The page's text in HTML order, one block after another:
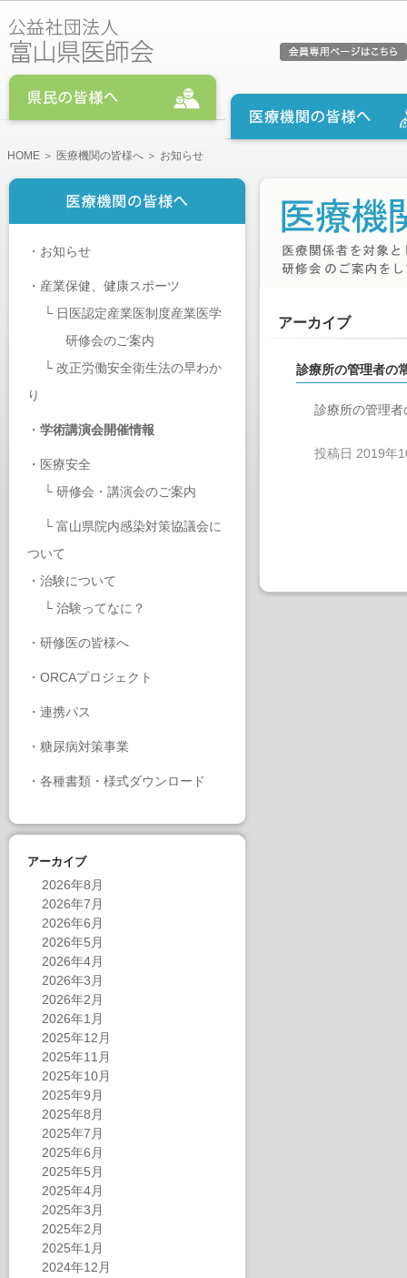
HOME ＞ 医療機関の皆様へ ＞ お知らせ
・ お知らせ
・ 産業保健、健康スポーツ
└ 日医認定産業医制度産業医学
研修会のご案内
└ 改正労働安全衛生法の早わか
り
・ 学術講演会開催情報
・ 医療安全
└ 研修会・講演会のご案内
└ 富山県院内感染対策協議会に
ついて
・ 治験について
└ 治験ってなに？
・ 研修医の皆様へ
・ ORCAプロジェクト
・ 連携パス
・ 糖尿病対策事業
・ 各種書類・様式ダウンロード
アーカイブ
2026年8月
2026年7月
2026年6月
2026年5月
2026年4月
2026年3月
2026年2月
2026年1月
2025年12月
2025年11月
2025年10月
2025年9月
2025年8月
2025年7月
2025年6月
2025年5月
2025年4月
2025年3月
2025年2月
2025年1月
2024年12月
アーカイブ
診療所の管理者の
診療所の管理
投稿日 2019年